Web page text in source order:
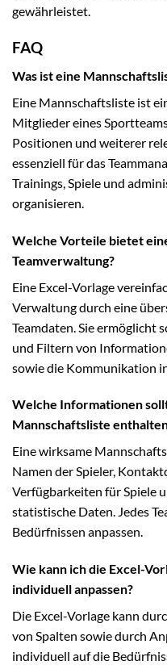
gewährleistet.
FAQ
Was ist eine
Eine Mannschaftsliste ist
Mitglieder eines
Positionen und weiterer
essenziell für das
Trainings, Spiele und
organisieren.
Welche Vorteile bietet
Teamverwaltung?
Eine Excel-Vorlage
Verwaltung durch eine
Teamdaten. Sie ermöglicht
und Filtern von
sowie die Kommunikation
Welche Informationen
Mannschaftsliste
Eine wirksame
Namen der Spieler,
Verfügbarkeiten für Spiele
statistische Daten. Jedes
Bedürfnissen anpassen.
Wie kann ich die Excel-
individuell anpassen?
Die Excel-Vorlage kann
von Spalten sowie durch
individuell auf die